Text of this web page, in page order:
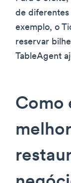
de diferentes
exemplo, o
reservar
TableAgent
Como